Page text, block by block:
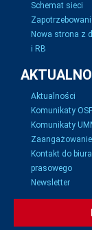
Schemat sieci
Nowa strona z
i RB
Aktualności
Komunikaty
Komunikaty
Zaangażowanie
Kontakt do biura
prasowego
Newsletter